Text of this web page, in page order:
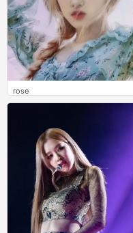
rose
0